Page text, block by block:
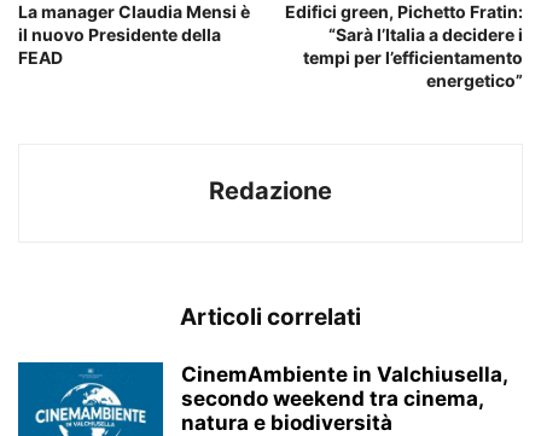
La manager Claudia Mensi è
il nuovo Presidente della
FEAD
Edifici green, Pichetto Fratin:
“Sarà l’Italia a decidere i
tempi per l’efficientamento
energetico”
Redazione
Articoli correlati
CinemAmbiente in Valchiusella,
secondo weekend tra cinema,
natura e biodiversità